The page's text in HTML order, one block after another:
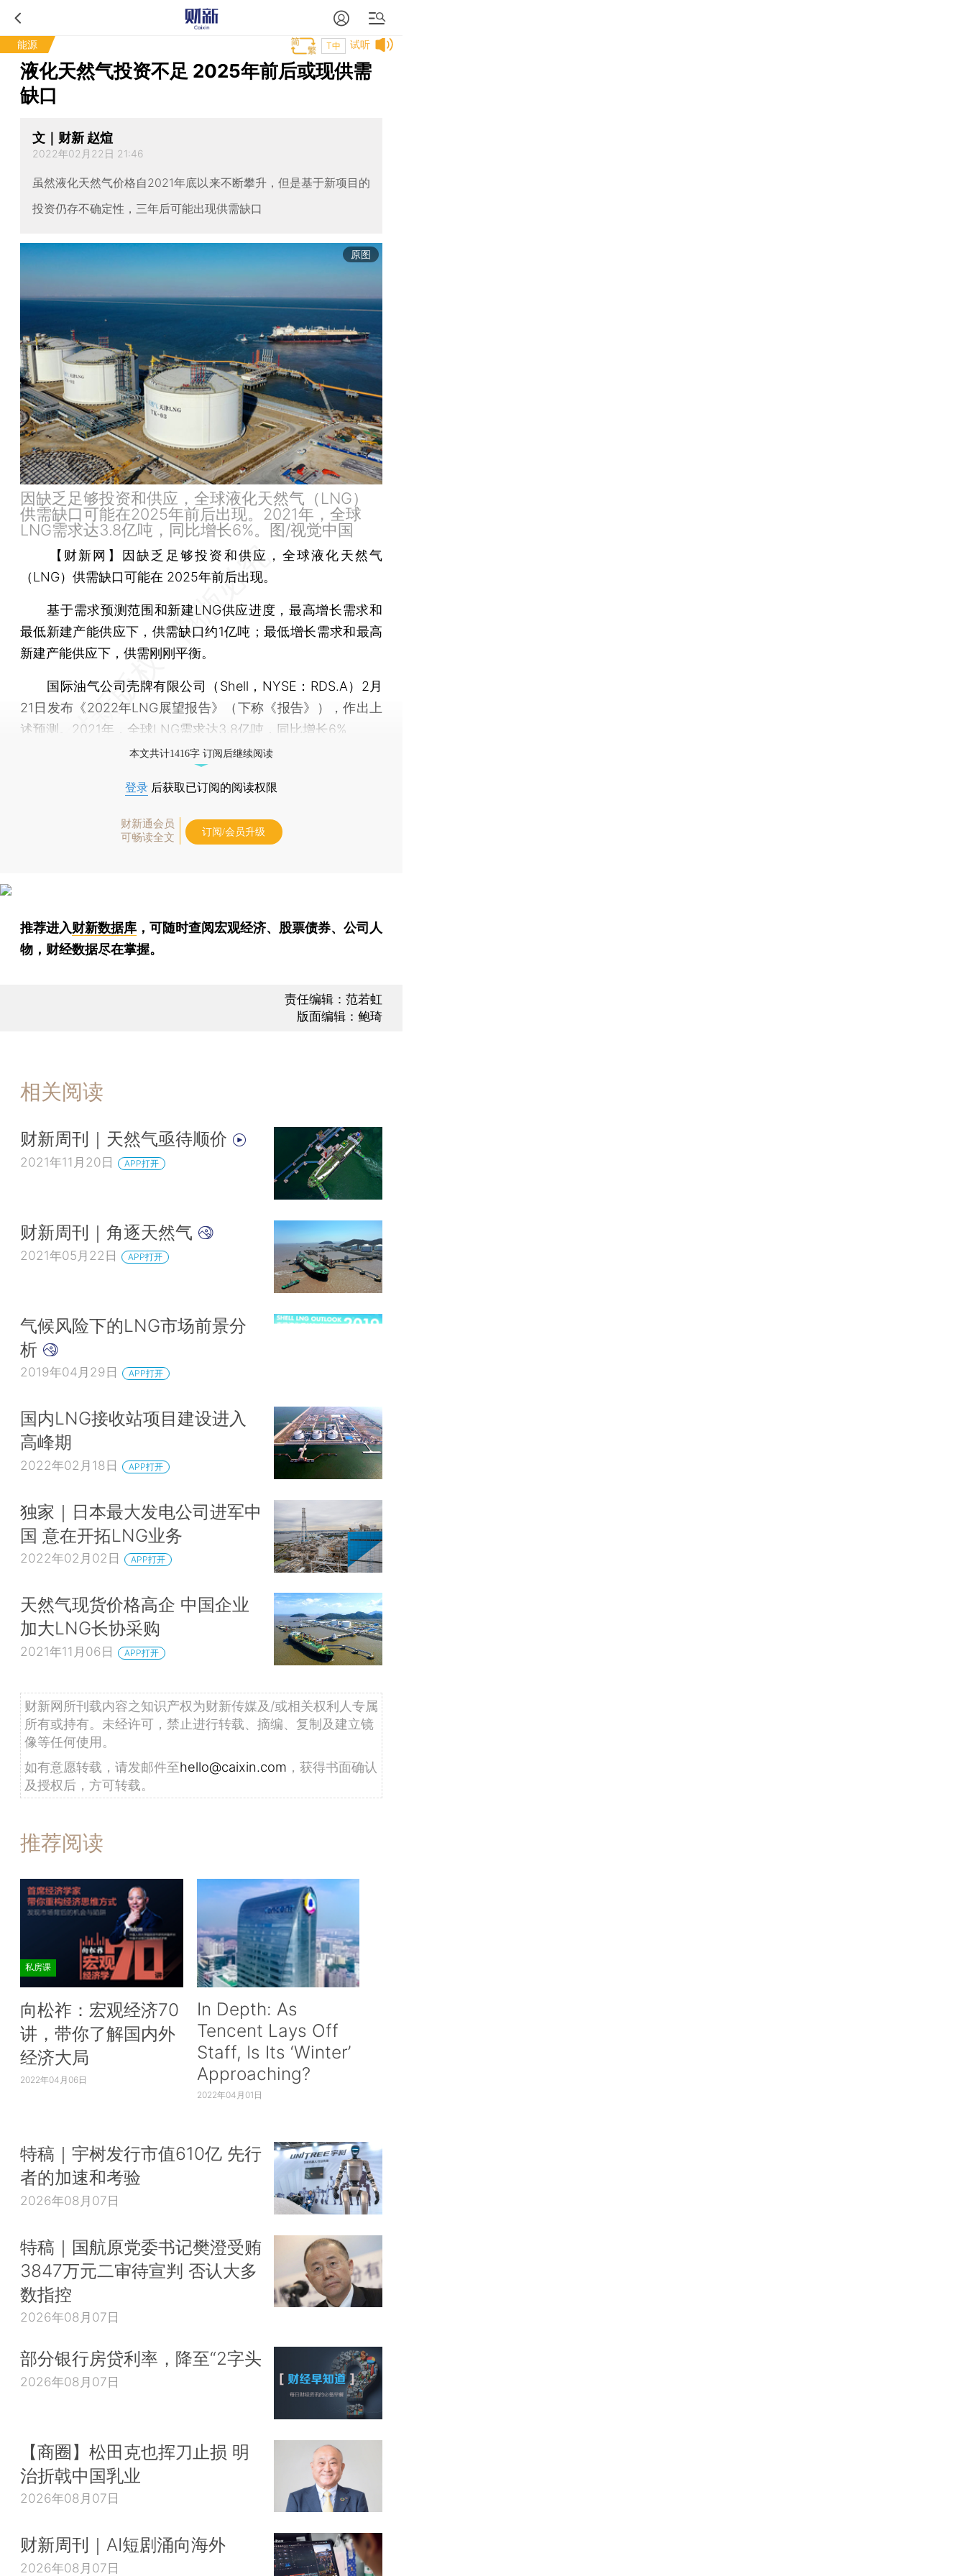
能源 试听
T中
液化天然气投资不足 2025年前后或现供需
缺口
文｜财新 赵煊
2022年02月22日 21:46
虽然液化天然气价格自2021年底以来不断攀升，但是基于新项目的
投资仍存不确定性，三年后可能出现供需缺口
原图
因缺乏足够投资和供应，全球液化天然气（LNG）
供需缺口可能在2025年前后出现。2021年，全球
LNG需求达3.8亿吨，同比增长6%。图/视觉中国
【财新网】 因缺乏足够投资和供应，全球液化天然气
（LNG）供需缺口可能在 2025年前后出现。
基于需求预测范围和新建LNG供应进度，最高增长需求和
最低新建产能供应下，供需缺口约1亿吨；最低增长需求和最高
新建产能供应下，供需刚刚平衡。
国际油气公司壳牌有限公司（Shell，NYSE：RDS.A）2月
21日发布《2022年LNG展望报告》（下称《报告》），作出上
述预测。2021年，全球LNG需求达3.8亿吨，同比增长6%
本文共计1416字 订阅后继续阅读
登录 后获取已订阅的阅读权限
财新通会员
可畅读全文
订阅/会员升级
推荐进入财新数据库 ，可随时查阅宏观经济、股票债券、公司人
物，财经数据尽在掌握。
责任编辑：范若虹
版面编辑：鲍琦
相关阅读
财新周刊｜天然气亟待顺价
2021年11月20日 APP打开
财新周刊｜角逐天然气
2021年05月22日 APP打开
气候风险下的LNG市场前景分
析
2019年04月29日 APP打开
国内LNG接收站项目建设进入
高峰期
2022年02月18日 APP打开
独家｜日本最大发电公司进军中
国 意在开拓LNG业务
2022年02月02日 APP打开
天然气现货价格高企 中国企业
加大LNG长协采购
2021年11月06日 APP打开
财新网所刊载内容之知识产权为财新传媒及/或相关权利人专属
所有或持有。未经许可，禁止进行转载、摘编、复制及建立镜
像等任何使用。
如有意愿转载，请发邮件至hello@caixin.com ，获得书面确认
及授权后，方可转载。
推荐阅读
私房课
向松祚：宏观经济70
讲，带你了解国内外
经济大局
2022年04月06日
In Depth: As
Tencent Lays Off
Staff, Is Its ‘Winter’
Approaching?
2022年04月01日
特稿｜宇树发行市值610亿 先行
者的加速和考验
2026年08月07日
特稿｜国航原党委书记樊澄受贿
3847万元二审待宣判 否认大多
数指控
2026年08月07日
部分银行房贷利率，降至“2字头
2026年08月07日
【商圈】松田克也挥刀止损 明
治折戟中国乳业
2026年08月07日
财新周刊｜AI短剧涌向海外
2026年08月07日